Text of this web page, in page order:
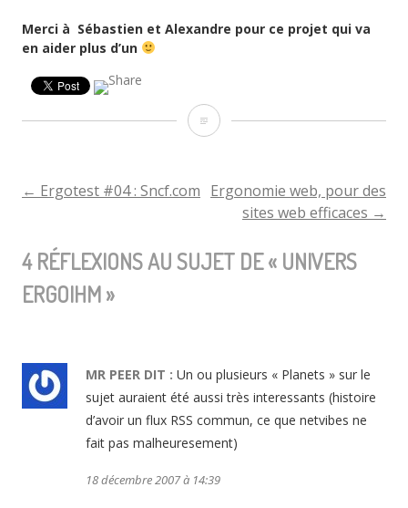
Merci à Sébastien et Alexandre pour ce projet qui va
en aider plus d’un
Univers
NAVIGATION
DE
L'ARTICLE
← Ergotest #04 : Sncf.com Ergonomie web, pour des
sites web efficaces →
4 RÉFLEXIONS AU SUJET DE « UNIVERS
ERGOIHM»
MR PEER DIT : Un ou plusieurs « Planets » sur le
sujet auraient été aussi très interessants (histoire
d’avoir un flux RSS commun, ce que netvibes ne
fait pas malheuresement)
18 décembre 2007 à 14:39